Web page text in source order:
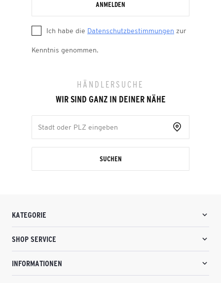
ANMELDEN
Ich habe die Datenschutzbestimmungen zur
Kenntnis genommen.
HÄNDLERSUCHE
WIR SIND GANZ IN DEINER NÄHE
SUCHEN
KATEGORIE
SHOP SERVICE
INFORMATIONEN